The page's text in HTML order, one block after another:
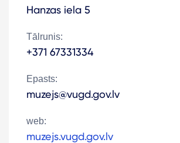
Hanzas iela 5
Tālrunis:
+371 67331334
Epasts:
muzejs@vugd.gov.lv
web:
muzejs.vugd.gov.lv